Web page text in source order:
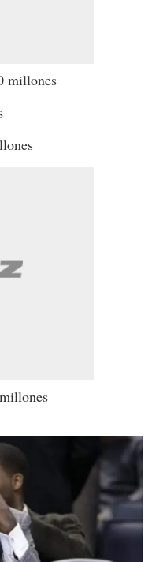
millones